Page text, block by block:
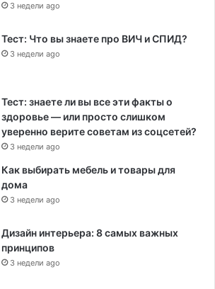
3 недели ago
Тест: Что вы знаете про ВИЧ и СПИД?
3 недели ago
Тест: знаете ли вы все эти факты о
здоровье — или просто слишком
уверенно верите советам из соцсетей?
3 недели ago
Как выбирать мебель и товары для
дома
3 недели ago
Дизайн интерьера: 8 самых важных
принципов
3 недели ago